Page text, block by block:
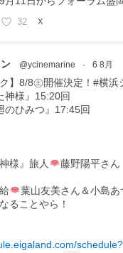
32 X
@ycinemarine · 6 8月
ク】8/8㊏開催決定！#横浜
神様』15:20回
のひみつ』17:45回
様』旅人
藤野陽平さん
葉山友美さん＆小島あ
ることやら！
schedule?